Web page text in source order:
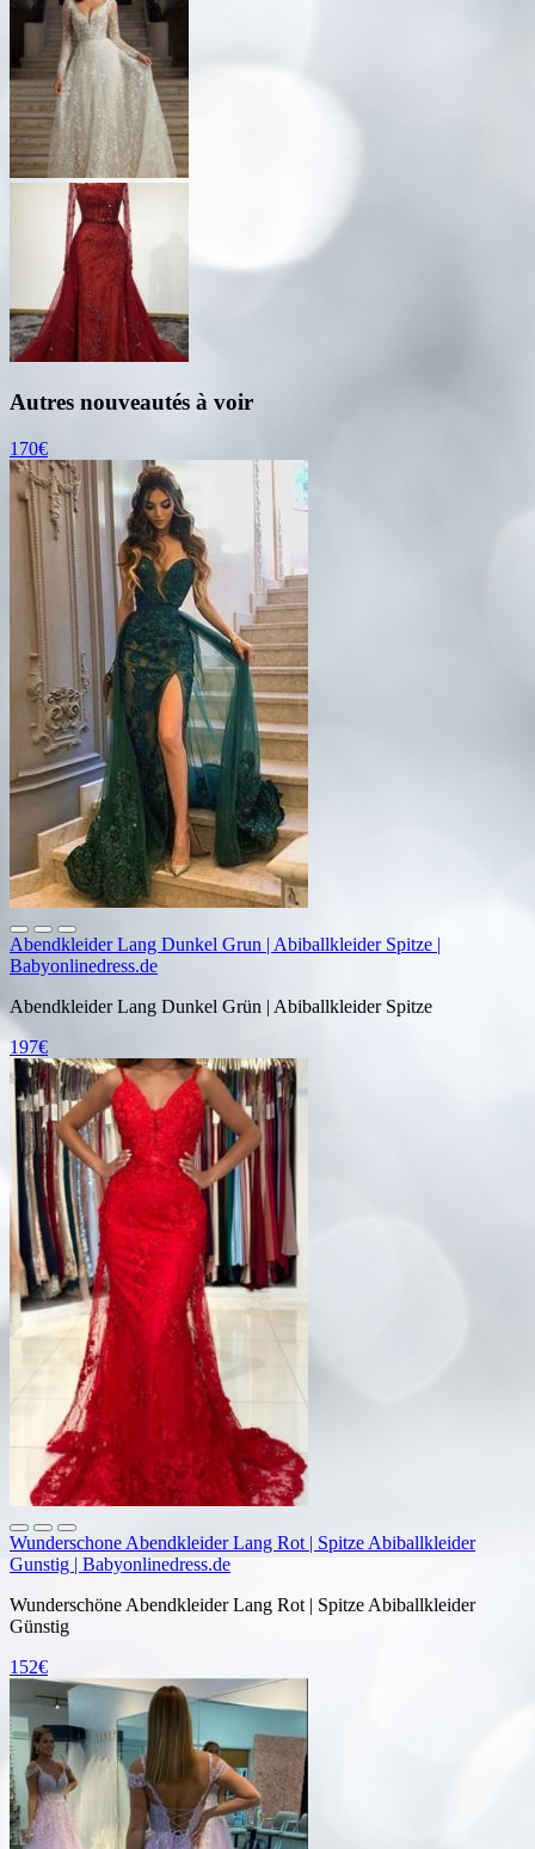
Autres nouveautés à voir
170€
Abendkleider Lang Dunkel Grun | Abiballkleider Spitze |
Babyonlinedress.de
Abendkleider Lang Dunkel Grün | Abiballkleider Spitze
197€
Wunderschone Abendkleider Lang Rot | Spitze Abiballkleider
Gunstig | Babyonlinedress.de
Wunderschöne Abendkleider Lang Rot | Spitze Abiballkleider
Günstig
152€